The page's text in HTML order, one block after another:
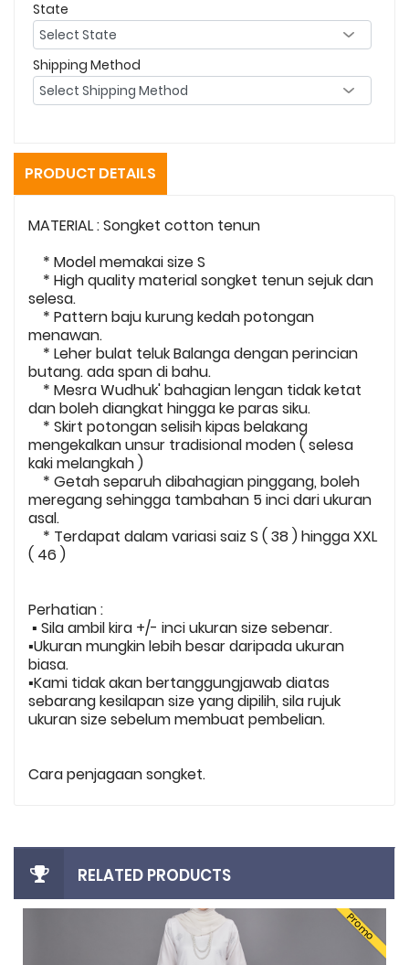
State
Shipping Method
PRODUCT DETAILS
MATERIAL : Songket cotton tenun
* Model memakai size S
* High quality material songket tenun sejuk dan
selesa.
* Pattern baju kurung kedah potongan
menawan.
* Leher bulat teluk Balanga dengan perincian
butang. ada span di bahu.
* Mesra Wudhuk' bahagian lengan tidak ketat
dan boleh diangkat hingga ke paras siku.
* Skirt potongan selisih kipas belakang
mengekalkan unsur tradisional moden ( selesa
kaki melangkah )
* Getah separuh dibahagian pinggang, boleh
meregang sehingga tambahan 5 inci dari ukuran
asal.
* Terdapat dalam variasi saiz S ( 38 ) hingga XXL
( 46 )
Perhatian :
▪️ Sila ambil kira +/- inci ukuran size sebenar.
▪️Ukuran mungkin lebih besar daripada ukuran
biasa.
▪️Kami tidak akan bertanggungjawab diatas
sebarang kesilapan size yang dipilih, sila rujuk
ukuran size sebelum membuat pembelian.
Cara penjagaan songket.
RELATED PRODUCTS
Promo